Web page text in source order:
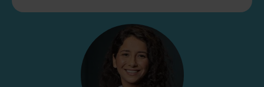
Étape 2
Je vous envoie une
proposition